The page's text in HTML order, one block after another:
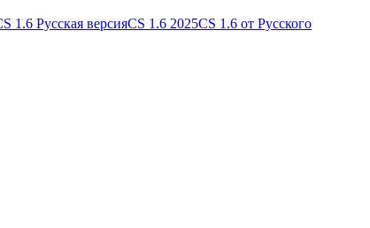
1.6 Русская версияCS 1.6 2025CS 1.6 от Русского